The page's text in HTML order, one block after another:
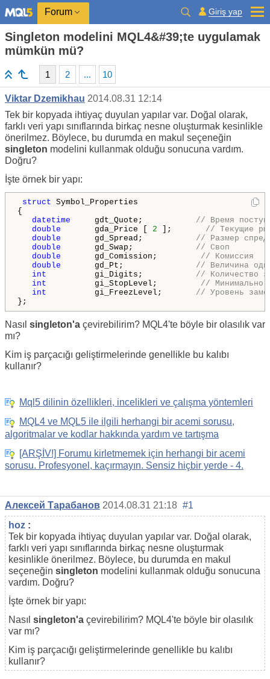
Forum Giriş yap
Singleton modelini MQL4&#39;te uygulamak
mümkün mü?
1 2 ... 10
Viktar Dzemikhau 2014.08.31 12:14
Tek bir kopyada ihtiyaç duyulan yapılar var. Doğal olarak,
farklı veri yapı sınıflarında birkaç nesne oluşturmak kesinlikle
önerilmez. Böylece, bu durumda en makul seçeneğin
singleton modelini kullanmak olduğu sonucuna vardım.
Doğru?
İşte örnek bir yapı:
struct Symbol_Properties
{
datetime gdt_Quote; // Время
double gda_Price [ 2 ]; // Текущие
double gd_Spread; // Размер
double gd_Swap; // Своп
double gd_Comission; // Комиссия
double gd_Pt; // Величина
int gi_Digits; // Количество
int gi_StopLevel; // Минимально-
int gi_FreezLevel; // Уровень
};
Nasıl singleton'a çevirebilirim? MQL4'te böyle bir olasılık var
mı?
Kim iş parçacığı geliştirmelerinde genellikle bu kalıbı
kullanır?
Mql5 dilinin özellikleri, incelikleri ve çalışma yöntemleri
MQL4 ve MQL5 ile ilgili herhangi bir acemi sorusu,
algoritmalar ve kodlar hakkında yardım ve tartışma
[ARŞİV!] Forumu kirletmemek için herhangi bir acemi
sorusu. Profesyonel, kaçırmayın. Sensiz hiçbir yerde - 4.
Алексей Тарабанов 2014.08.31 21:18 #1
hoz :
Tek bir kopyada ihtiyaç duyulan yapılar var. Doğal olarak,
farklı veri yapı sınıflarında birkaç nesne oluşturmak
kesinlikle önerilmez. Böylece, bu durumda en makul
seçeneğin singleton modelini kullanmak olduğu sonucuna
vardım. Doğru?
İşte örnek bir yapı:
Nasıl singleton'a çevirebilirim? MQL4'te böyle bir olasılık
var mı?
Kim iş parçacığı geliştirmelerinde genellikle bu kalıbı
kullanır?